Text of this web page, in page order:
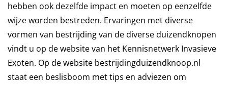
hebben ook dezelfde impact en moeten op eenzelfde
wijze worden bestreden. Ervaringen met diverse
vormen van bestrijding van de diverse duizendknopen
vindt u op de website van het Kennisnetwerk Invasieve
Exoten. Op de website bestrijdingduizendknoop.nl
staat een beslisboom met tips en adviezen om